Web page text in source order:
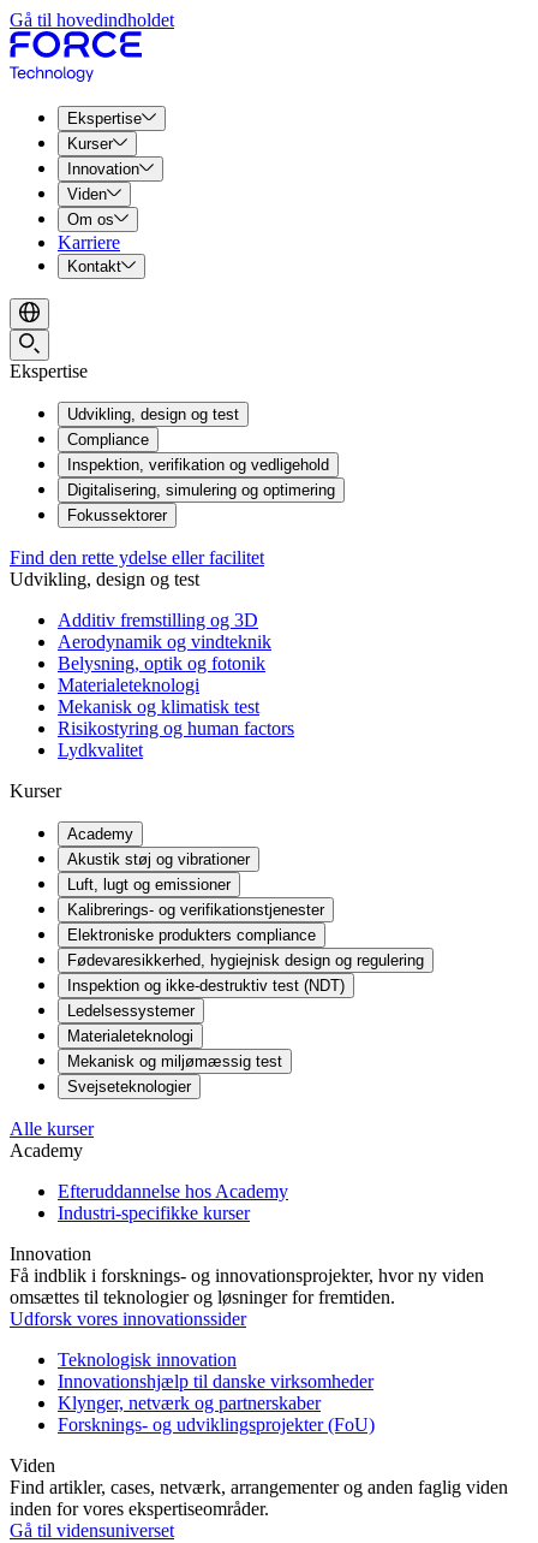
Gå til hovedindholdet
Ekspertise
Kurser
Innovation
Viden
Om os
Karriere
Kontakt
Ekspertise
Udvikling, design og test
Compliance
Inspektion, verifikation og vedligehold
Digitalisering, simulering og optimering
Fokussektorer
Find den rette ydelse eller facilitet
Udvikling, design og test
Additiv fremstilling og 3D
Aerodynamik og vindteknik
Belysning, optik og fotonik
Materialeteknologi
Mekanisk og klimatisk test
Risikostyring og human factors
Lydkvalitet
Kurser
Academy
Akustik støj og vibrationer
Luft, lugt og emissioner
Kalibrerings- og verifikationstjenester
Elektroniske produkters compliance
Fødevaresikkerhed, hygiejnisk design og regulering
Inspektion og ikke-destruktiv test (NDT)
Ledelsessystemer
Materialeteknologi
Mekanisk og miljømæssig test
Svejseteknologier
Alle kurser
Academy
Efteruddannelse hos Academy
Industri-specifikke kurser
Innovation
Få indblik i forsknings- og innovationsprojekter, hvor ny viden
omsættes til teknologier og løsninger for fremtiden.
Udforsk vores innovationssider
Teknologisk innovation
Innovationshjælp til danske virksomheder
Klynger, netværk og partnerskaber
Forsknings- og udviklingsprojekter (FoU)
Viden
Find artikler, cases, netværk, arrangementer og anden faglig viden
inden for vores ekspertiseområder.
Gå til vidensuniverset